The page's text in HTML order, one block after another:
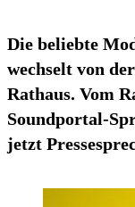
Die beliebte
wechselt von
Rathaus. Vom
Soundportal-
jetzt